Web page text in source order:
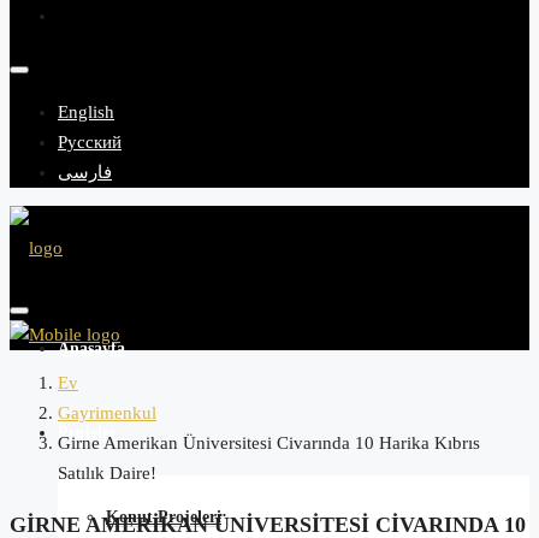
English
Русский
فارسی
Anasayfa
Projeler
Konut Projeleri
Ev
Gayrimenkul
Girne Amerikan Üniversitesi Civarında 10 Harika Kıbrıs
Satılık Daire!
GIRNE AMERIKAN ÜNIVERSITESI CIVARINDA 10